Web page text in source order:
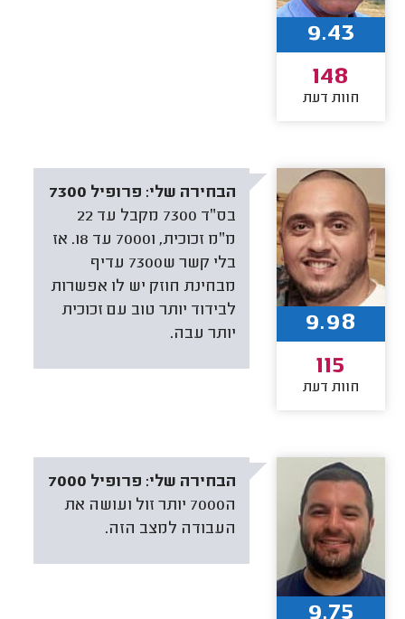
9.43
148
חוות דעת
הבחירה שלי: פרופיל 7300
בס״ד 7300 מקבל עד 22
מ״מ זכוכית, ו7000 עד 18. אז
בלי קשר ש7300 עדיף
מבחינת חוזק יש לו אפשרות
לבידוד יותר טוב עם זכוכית
יותר עבה.
9.98
115
חוות דעת
הבחירה שלי: פרופיל 7000
ה7000 יותר זול ועושה את
העבודה למצב הזה.
9.75